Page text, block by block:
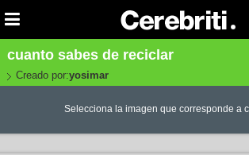
cuanto sabes de reciclar
Creado por:yosimar
Selecciona la imagen que corresponde a